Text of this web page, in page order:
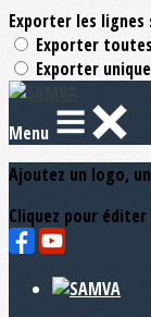
Exporter les
Exporter
Exporter
Menu
Ajoutez un logo,
Cliquez pour éditer